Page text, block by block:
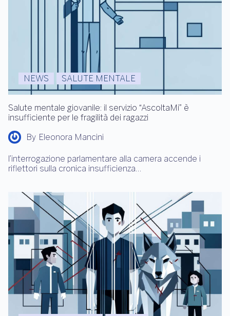
NEWS SALUTE MENTALE
Salute mentale giovanile: il servizio “AscoltaMi” è
insufficiente per le fragilità dei ragazzi
By Eleonora Mancini
l’interrogazione parlamentare alla camera accende i
riflettori sulla cronica insufficienza…